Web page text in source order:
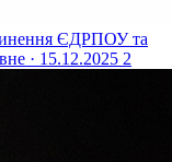
ЄДРПОУ та
· 15.12.2025 2